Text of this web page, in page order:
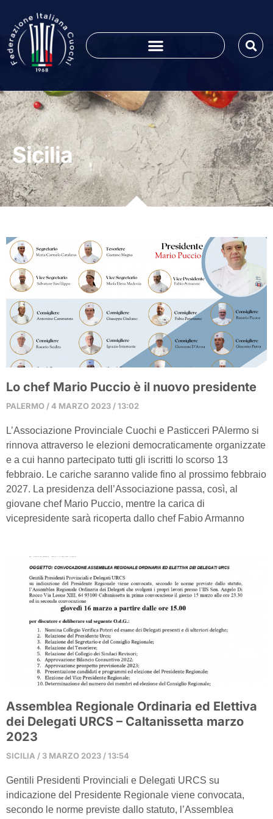
Sicilia
Lo chef Mario Puccio è il nuovo presidente
PALERMO 4 MARZO 2023 13:02
L’Associazione Provinciale Cuochi e Pasticceri PAlermo si
rinnova attraverso le elezioni democraticamente organizzate
e a cui hanno partecipato tutti gli iscritti lo scorso 13
febbraio. Le cariche saranno valide fino al prossimo febbraio
2027. La presidenza dell’Associazione passa, così, al
giovane chef Mario Puccio, mentre la carica di
vicepresidente sarà ricoperta dallo chef Fabio Armanno
Assemblea Regionale Ordinaria ed Elettiva
dei Delegati URCS – Caltanissetta marzo
2023
SICILIA 3 MARZO 2023 13:54
Gentili Presidenti Provinciali e Delegati URCS su
indicazione del Presidente Regionale viene convocata,
secondo le norme previste dallo statuto, l’Assemblea